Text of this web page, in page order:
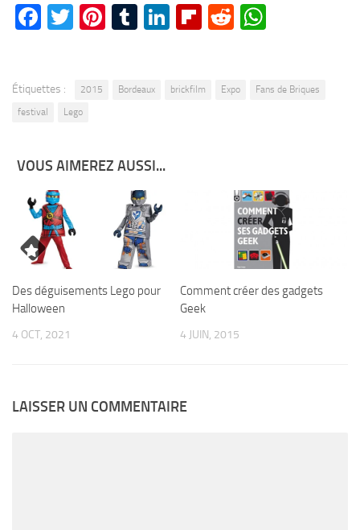
Facebook
Twitter
Pinterest
Tumblr
LinkedIn
Flipboard
Reddit
Étiquettes : 2015 Bordeaux brickfilm Expo
Fans de Briques
festival
Lego
VOUS AIMEREZ AUSSI...
Des déguisements Lego pour
Halloween
4 OCT, 2021
Comment créer des gadgets
Geek
4 JUIN, 2015
LAISSER UN COMMENTAIRE